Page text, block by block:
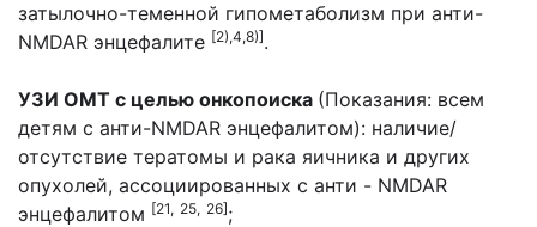
затылочно-теменной гипометаболизм при анти-
NMDAR энцефалите [2),4,8)].
УЗИ ОМТ с целью онкопоиска (Показания: всем
детям с анти-NMDAR энцефалитом): наличие/
отсутствие тератомы и рака яичника и других
опухолей, ассоциированных с анти - NMDAR
энцефалитом [21, 25, 26];